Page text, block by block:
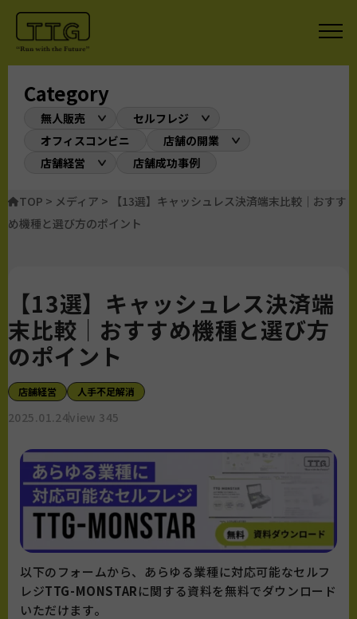
Category
無人販売
セルフレジ
オフィスコンビニ
店舗の開業
店舗経営
店舗成功事例
TOP > メディア >
【13選】キャッシュレス決済端末比較｜おすす
め機種と選び方のポイント
【13選】キャッシュレス決済端
末比較｜おすすめ機種と選び方
のポイント
店舗経営 人手不足解消
2025.01.24view 345
以下のフォームから、あらゆる業種に対応可能なセルフ
レジTTG-MONSTARに関する資料を無料でダウンロード
いただけます。